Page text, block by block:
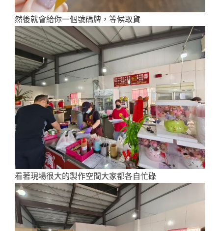
然後就會給你一個號碼牌，等候取貨
看著現場很大的製作空間大家都各自忙碌